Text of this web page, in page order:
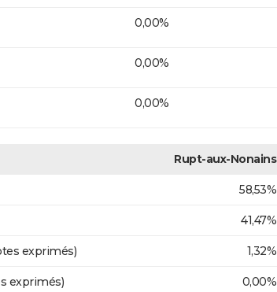
0,00%
0,00%
0,00%
Rupt-aux-Nonains
58,53%
41,47%
exprimés) 1,32%
exprimés) 0,00%